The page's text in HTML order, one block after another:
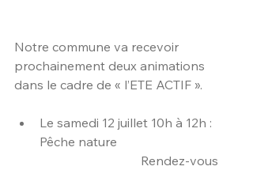
Notre commune va recevoir
prochainement deux animations
dans le cadre de « l’ETE ACTIF ».
Le samedi 12 juillet 10h à 12h :
Pêche nature
                                Rendez-vous